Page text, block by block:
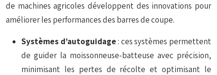
de machines agricoles développent des innovations pour
améliorer les performances des barres de coupe.
Systèmes d’autoguidage: ces systèmes permettent
de guider la moissonneuse-batteuse avec précision,
minimisant les pertes de récolte et optimisant le